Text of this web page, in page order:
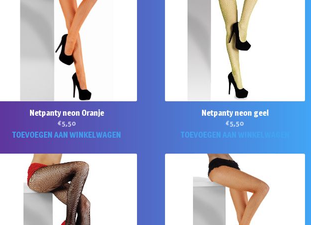
Netpanty neon Oranje
€5,50
TOEVOEGEN AAN WINKELWAGEN
Netpanty neon geel
€5,50
TOEVOEGEN AAN WINKELWAGEN